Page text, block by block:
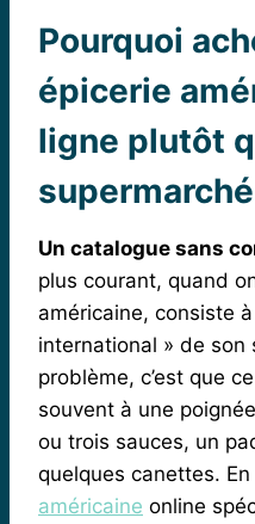
Pourquoi
épicerie
ligne plutôt
Un catalogue sans
plus courant, quand
américaine, consiste
international » de son
problème, c’est que
souvent à une
ou trois sauces, un
quelques canettes.
américaine online